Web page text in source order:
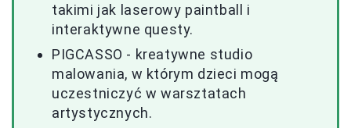
takimi jak laserowy paintball i
interaktywne questy.
PIGCASSO - kreatywne studio
malowania, w którym dzieci mogą
uczestniczyć w warsztatach
artystycznych.